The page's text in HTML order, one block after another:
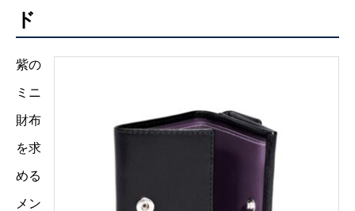
ド
紫の
ミニ
財布
を求
める
メン